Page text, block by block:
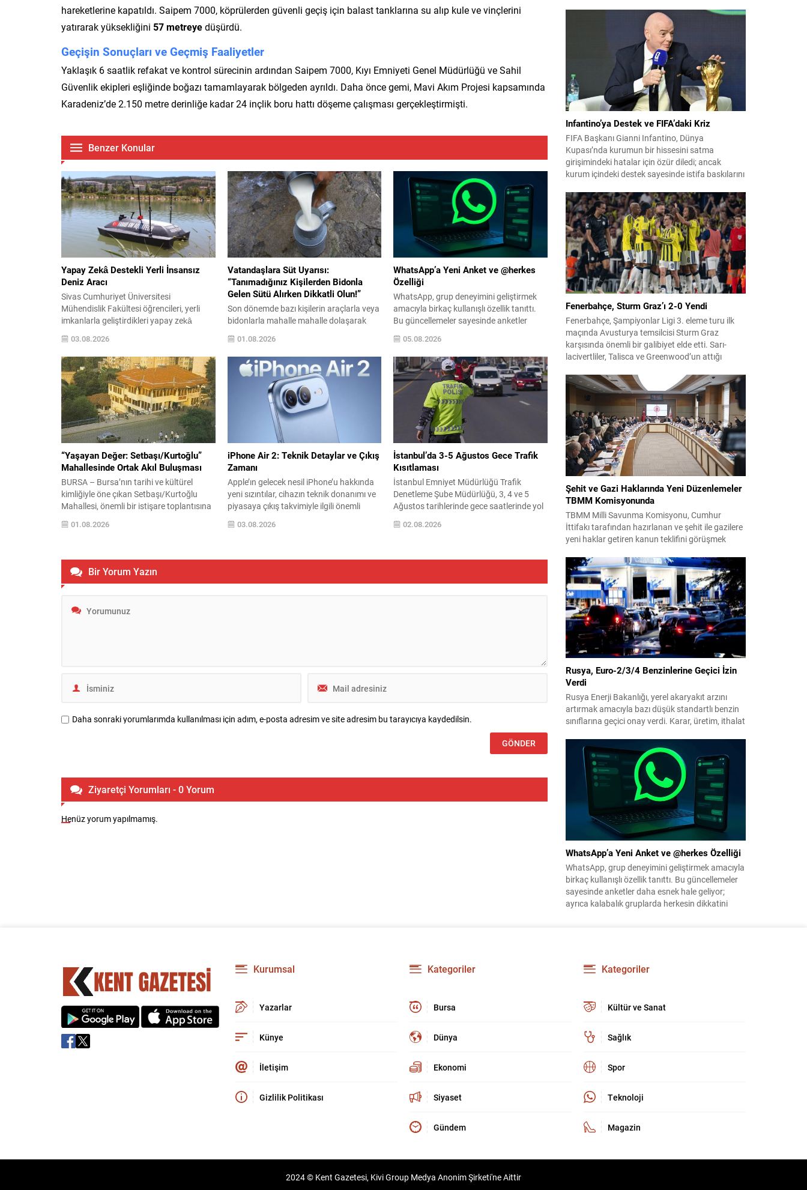
hareketlerine kapatıldı. Saipem 7000, köprülerden güvenli geçiş için balast tanklarına su alıp kule ve vinçlerini
yatırarak yüksekliğini 57 metreyedüşürdü.
Geçişin Sonuçları ve Geçmiş Faaliyetler
Yaklaşık 6 saatlik refakat ve kontrol sürecinin ardından Saipem 7000, Kıyı Emniyeti Genel Müdürlüğü ve Sahil
Güvenlik ekipleri eşliğinde boğazı tamamlayarak bölgeden ayrıldı. Daha önce gemi, Mavi Akım Projesi kapsamında
Karadeniz’de 2.150 metre derinliğe kadar 24 inçlik boru hattı döşeme çalışması gerçekleştirmişti.
Benzer Konular
Yapay Zekâ Destekli Yerli İnsansız
Deniz Aracı
Sivas Cumhuriyet Üniversitesi
Mühendislik Fakültesi öğrencileri, yerli
imkanlarla geliştirdikleri yapay zekâ
destekli insansız deniz aracı (İDA)
projesiyle savunma teknolojilerinde dikkat
çeken bir çalışma ortaya koydu. Araç;
kamera, sensör ve drone
entegrasyonuyla çevresini analiz edip
otonom görevler gerçekleştirebiliyor.
Geliştirilen sistem, deniz üzerinde
bağımsız hareket edebilmenin ötesinde;
hava, kara ve deniz unsurlarını...
03.08.2026
Vatandaşlara Süt Uyarısı:
“Tanımadığınız Kişilerden Bidonla
Gelen Sütü Alırken Dikkatli Olun!”
Son dönemde bazı kişilerin araçlarla veya
bidonlarla mahalle mahalle dolaşarak
vatandaşlara kaynağı ve üretim koşulları
belli olmayan süt sattığı yönündeki
iddialar, gıda güvenliği konusundaki
endişeleri yeniden gündeme getirdi.
Vatandaşlara önemli bir uyarı yapılarak,
özellikle tanınmayan kişilerden alınan açık
sütlerde dikkatli olunması gerektiği
belirtildi. Üretim yeri, hayvan sağlığı,
saklama koşulları ve...
01.08.2026
WhatsApp’a Yeni Anket ve @herkes
Özelliği
WhatsApp, grup deneyimini geliştirmek
amacıyla birkaç kullanışlı özellik tanıttı.
Bu güncellemeler sayesinde anketler
daha esnek hale geliyor; ayrıca kalabalık
gruplarda herkesin dikkatini anında
çekmek kolaylaşıyor. Platforma eklenen
yenilikler, grup içi organizasyonları ve
duyuruları yönetmeyi daha pratik bir hâle
getiriyor. Aşağıda öne çıkan değişiklikler
ve kullanım notları özetlenmiştir.
Anketlerde esneklik ve...
05.08.2026
“Yaşayan Değer: Setbaşı/Kurtoğlu”
Mahallesinde Ortak Akıl Buluşması
BURSA – Bursa’nın tarihi ve kültürel
kimliğiyle öne çıkan Setbaşı/Kurtoğlu
Mahallesi, önemli bir istişare toplantısına
ev sahipliği yaptı. Setbaşı/Kurtoğlu
Mahalle Muhtarı Fatih Kapuci’nin ev
Yıldırım Belediye Başkanı Oktay Yılmaz ve
AK Parti Yıldırım İlçe Başkanı İrfan
Akkaya mahalleyi ziyaret ederek...
01.08.2026
iPhone Air 2: Teknik Detaylar ve Çıkış
Zamanı
Apple’ın gelecek nesil iPhone’u hakkında
yeni sızıntılar, cihazın teknik donanımı ve
piyasaya çıkış takvimiyle ilgili önemli
ipuçları veriyor. Sızan bilgiler, modelin
tasarım ve performans tarafında bazı
03.08.2026
İstanbul’da 3-5 Ağustos Gece Trafik
Kısıtlaması
İstanbul Emniyet Müdürlüğü Trafik
Denetleme Şube Müdürlüğü, 3, 4 ve 5
Ağustos tarihlerinde gece saatlerinde yol
düzenlemesi yapılacağını duyurdu.
Planlamaya göre, her gece 01.00 ile
02.08.2026
Bir Yorum Yazın
Daha sonraki yorumlarımda kullanılması için adım, e-posta adresim ve site adresim bu tarayıcıya kaydedilsin.
Ziyaretçi Yorumları - 0 Yorum
Henüz yorum yapılmamış.
kategorilerdeki kararların ve ilânların kolay
okunur biçimde düzenlenmiş hâlidir. Önemli
başlıklar kalın ve altı çizili şekilde vurgulanmıştır;
böylece dikkat çeken maddeler çabuk...
Infantino’ya Destek ve FIFA’daki Kriz
FIFA Başkanı Gianni Infantino, Dünya
Kupası’nda kurumun bir hissesini satma
girişimindeki hatalar için özür diledi; ancak
kurum içindeki destek sayesinde istifa baskılarını
görüşmelerinin ardından yönetim kurulu
Infantino’ya tam destek verdiğini açıkladı.
Sızdırılan plan detayları ve ulusal federasyonlara
verilen teşvik tekliflerinin ortaya çıkışı, yoğun
eleştirilere...
Fenerbahçe, Sturm Graz’ı 2-0 Yendi
Fenerbahçe, Şampiyonlar Ligi 3. eleme turu ilk
maçında Avusturya temsilcisi Sturm Graz
karşısında önemli bir galibiyet elde etti. Sarı-
lacivertliler, Talisca ve Greenwood’un attığı
öncesi avantaj sağladı. Karşılaşma sonrası
takım yönetimi mücadeleyi değerlendirdi ve
gelecek planlarına dair bilgi verdi. Futboldan
sorumlu yönetici Cihan Kamer,...
Şehit ve Gazi Haklarında Yeni Düzenlemeler
TBMM Komisyonunda
TBMM Milli Savunma Komisyonu, Cumhur
İttifakı tarafından hazırlanan ve şehit ile gazilere
yeni haklar getiren kanun teklifini görüşmek
komisyonda kabul edildi ve bir dizi düzenleme
benimsendi. Teklif kapsamında, vazife
malullerinden hayatını kaybedenlerin anne ve
babalarına bağlanacak aylık tutarının, net asgari
ücretin altında olmayacağı hükme bağlanıyor....
Rusya, Euro-2/3/4 Benzinlerine Geçici İzin
Verdi
Rusya Enerji Bakanlığı, yerel akaryakıt arzını
artırmak amacıyla bazı düşük standartlı benzin
sınıflarına geçici onay verdi. Karar, üretim, ithalat
Temmuz 2027’ye kadar kaldırıyor. Açıklamada
bu düzenlemenin kalıcı bir çevre politikası
değişikliği anlamına gelmediği vurgulanıyor;
kararın geçici olduğu ve uzun vadeli çevre
hedeflerinden sapma amaçlanmadığı...
WhatsApp’a Yeni Anket ve @herkes Özelliği
WhatsApp, grup deneyimini geliştirmek amacıyla
birkaç kullanışlı özellik tanıttı. Bu güncellemeler
sayesinde anketler daha esnek hale geliyor;
ayrıca kalabalık gruplarda herkesin dikkatini
özetlenmiştir. Anketlerde esneklik ve...
Kurumsal
Yazarlar
Künye
İletişim
Gizlilik Politikası
Kategoriler
Bursa
Dünya
Ekonomi
Siyaset
Gündem
Kategoriler
Kültür ve Sanat
Sağlık
Spor
Teknoloji
Magazin
2024 © Kent Gazetesi, Kivi Group Medya Anonim Şirketi'ne Aittir